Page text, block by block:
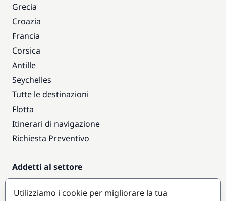
Grecia
Croazia
Francia
Corsica
Antille
Seychelles
Tutte le destinazioni
Flotta
Itinerari di navigazione
Richiesta Preventivo
Addetti al settore
Accesso armatori
Diventare partner
Utilizziamo i cookie per migliorare la tua